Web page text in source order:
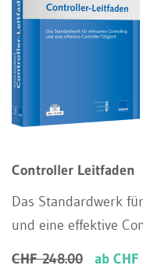
Controller Leitfaden
Das Standardwerk
und eine effektive
CHF 248.00
ab